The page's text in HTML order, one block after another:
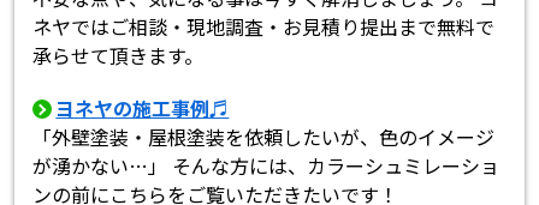
ネヤではご相談・現地調査・お見積り提出まで無料で
承らせて頂きます。
ヨネヤの施工事例♬
「外壁塗装・屋根塗装を依頼したいが、色のイメージ
が湧かない…」 そんな方には、カラーシュミレーショ
ンの前にこちらをご覧いただきたいです！